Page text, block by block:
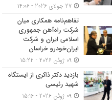
تفاهم‌نامه همکاری میان
شرکت راه‌آهن جمهوری
اسلامی ایران و شرکت
ایران‌خودرو خراسان
بازدید دکتر ذاکری از ایستگاه
شهید رئیسی